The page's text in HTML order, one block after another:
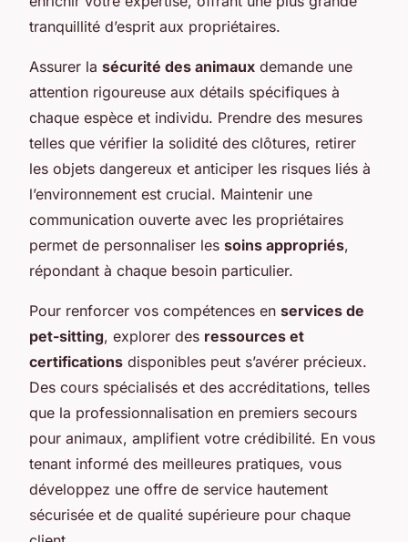
tranquillité d’esprit aux propriétaires.
Assurer la sécurité des animaux demande une
attention rigoureuse aux détails spécifiques à
chaque espèce et individu. Prendre des mesures
telles que vérifier la solidité des clôtures, retirer
les objets dangereux et anticiper les risques liés à
l’environnement est crucial. Maintenir une
communication ouverte avec les propriétaires
permet de personnaliser les soins appropriés,
répondant à chaque besoin particulier.
Pour renforcer vos compétences en services de
pet-sitting, explorer des ressources et
certifications disponibles peut s’avérer précieux.
Des cours spécialisés et des accréditations, telles
que la professionnalisation en premiers secours
pour animaux, amplifient votre crédibilité. En vous
tenant informé des meilleures pratiques, vous
développez une offre de service hautement
sécurisée et de qualité supérieure pour chaque